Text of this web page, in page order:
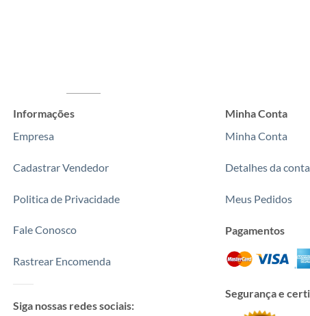
Informações
Empresa
Cadastrar Vendedor
Politica de Privacidade
Fale Conosco
Rastrear Encomenda
Siga nossas redes sociais:
Minha Conta
Minha Conta
Detalhes da conta
Meus Pedidos
Pagamentos
Segurança e